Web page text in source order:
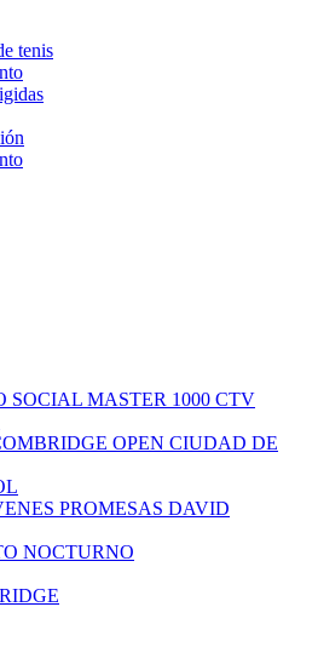
tenis
SOCIAL MASTER 1000 CTV
OPEN CIUDAD DE
PROMESAS DAVID
NOCTURNO